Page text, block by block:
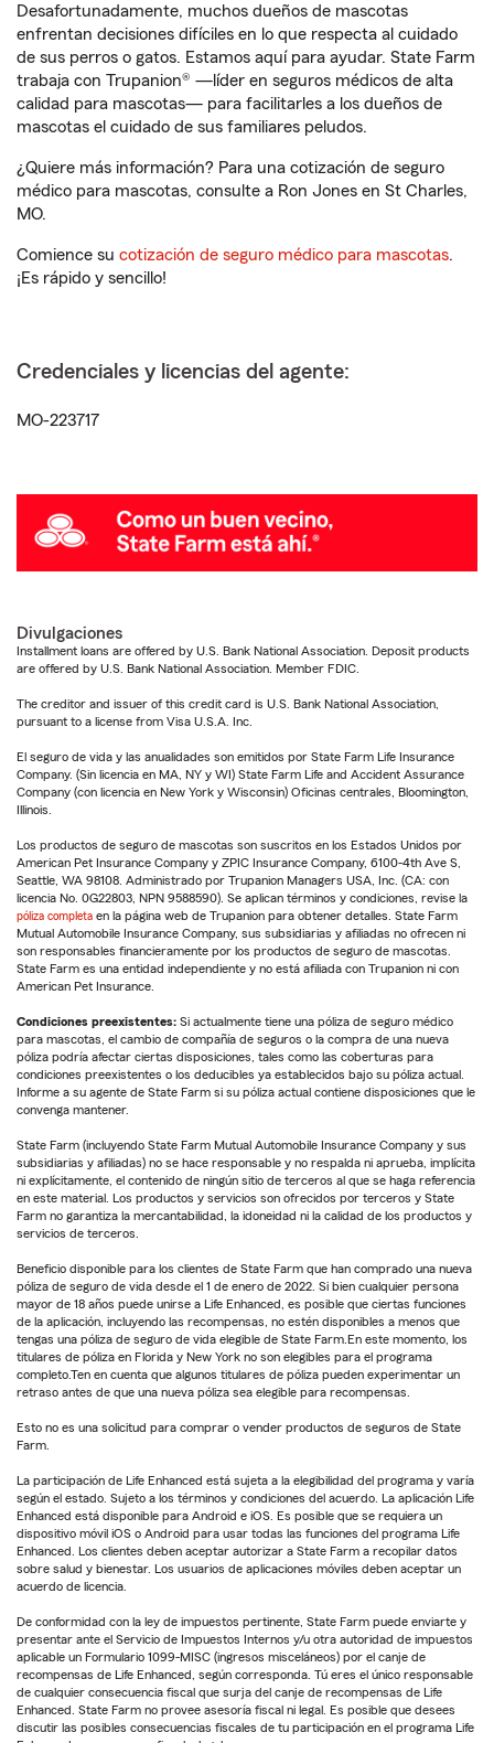
Desafortunadamente, muchos dueños de mascotas
enfrentan decisiones difíciles en lo que respecta al cuidado
de sus perros o gatos. Estamos aquí para ayudar. State Farm
trabaja con Trupanion® —líder en seguros médicos de alta
calidad para mascotas— para facilitarles a los dueños de
mascotas el cuidado de sus familiares peludos.
¿Quiere más información? Para una cotización de seguro
médico para mascotas, consulte a Ron Jones en St Charles,
MO.
Comience su cotización de seguro médico para mascotas.
¡Es rápido y sencillo!
Credenciales y licencias del agente:
MO-223717
Divulgaciones
Installment loans are offered by U.S. Bank National Association. Deposit products
are offered by U.S. Bank National Association. Member FDIC.
The creditor and issuer of this credit card is U.S. Bank National Association,
pursuant to a license from Visa U.S.A. Inc.
El seguro de vida y las anualidades son emitidos por State Farm Life Insurance
Company. (Sin licencia en MA, NY y WI) State Farm Life and Accident Assurance
Company (con licencia en New York y Wisconsin) Oficinas centrales, Bloomington,
Illinois.
Los productos de seguro de mascotas son suscritos en los Estados Unidos por
American Pet Insurance Company y ZPIC Insurance Company, 6100-4th Ave S,
Seattle, WA 98108. Administrado por Trupanion Managers USA, Inc. (CA: con
licencia No. 0G22803, NPN 9588590). Se aplican términos y condiciones, revise la
póliza completa en la página web de Trupanion para obtener detalles. State Farm
Mutual Automobile Insurance Company, sus subsidiarias y afiliadas no ofrecen ni
son responsables financieramente por los productos de seguro de mascotas.
State Farm es una entidad independiente y no está afiliada con Trupanion ni con
American Pet Insurance.
Condiciones preexistentes: Si actualmente tiene una póliza de seguro médico
para mascotas, el cambio de compañía de seguros o la compra de una nueva
póliza podría afectar ciertas disposiciones, tales como las coberturas para
condiciones preexistentes o los deducibles ya establecidos bajo su póliza actual.
Informe a su agente de State Farm si su póliza actual contiene disposiciones que le
convenga mantener.
State Farm (incluyendo State Farm Mutual Automobile Insurance Company y sus
subsidiarias y afiliadas) no se hace responsable y no respalda ni aprueba, implícita
ni explícitamente, el contenido de ningún sitio de terceros al que se haga referencia
en este material. Los productos y servicios son ofrecidos por terceros y State
Farm no garantiza la mercantabilidad, la idoneidad ni la calidad de los productos y
servicios de terceros.
Beneficio disponible para los clientes de State Farm que han comprado una nueva
póliza de seguro de vida desde el 1 de enero de 2022. Si bien cualquier persona
mayor de 18 años puede unirse a Life Enhanced, es posible que ciertas funciones
de la aplicación, incluyendo las recompensas, no estén disponibles a menos que
tengas una póliza de seguro de vida elegible de State Farm.En este momento, los
titulares de póliza en Florida y New York no son elegibles para el programa
completo.Ten en cuenta que algunos titulares de póliza pueden experimentar un
retraso antes de que una nueva póliza sea elegible para recompensas.
Esto no es una solicitud para comprar o vender productos de seguros de State
Farm.
La participación de Life Enhanced está sujeta a la elegibilidad del programa y varía
según el estado. Sujeto a los términos y condiciones del acuerdo. La aplicación Life
Enhanced está disponible para Android e iOS. Es posible que se requiera un
dispositivo móvil iOS o Android para usar todas las funciones del programa Life
Enhanced. Los clientes deben aceptar autorizar a State Farm a recopilar datos
sobre salud y bienestar. Los usuarios de aplicaciones móviles deben aceptar un
acuerdo de licencia.
De conformidad con la ley de impuestos pertinente, State Farm puede enviarte y
presentar ante el Servicio de Impuestos Internos y/u otra autoridad de impuestos
aplicable un Formulario 1099-MISC (ingresos misceláneos) por el canje de
recompensas de Life Enhanced, según corresponda. Tú eres el único responsable
de cualquier consecuencia fiscal que surja del canje de recompensas de Life
Enhanced. State Farm no provee asesoría fiscal ni legal. Es posible que desees
discutir las posibles consecuencias fiscales de tu participación en el programa Life